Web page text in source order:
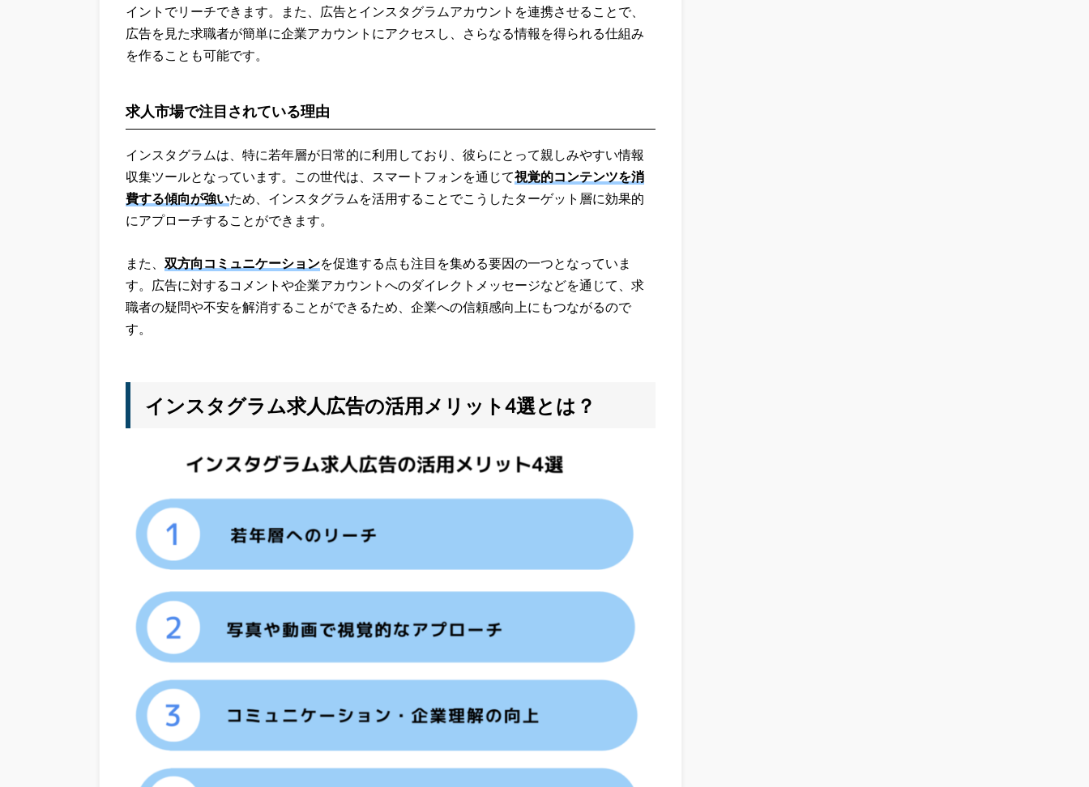
イントでリーチできます。また、広告とインスタグラムアカウントを連携させることで、
広告を見た求職者が簡単に企業アカウントにアクセスし、さらなる情報を得られる仕組み
を作ることも可能です。
求人市場で注目されている理由
インスタグラムは、特に若年層が日常的に利用しており、彼らにとって親しみやすい情報
収集ツールとなっています。この世代は、スマートフォンを通じて視覚的コンテンツを消
費する傾向が強いため、インスタグラムを活用することでこうしたターゲット層に効果的
にアプローチすることができます。
また、 双方向コミュニケーションを促進する点も注目を集める要因の一つとなっていま
す。広告に対するコメントや企業アカウントへのダイレクトメッセージなどを通じて、求
職者の疑問や不安を解消することができるため、企業への信頼感向上にもつながるので
す。
インスタグラム求人広告の活用メリット4選とは？